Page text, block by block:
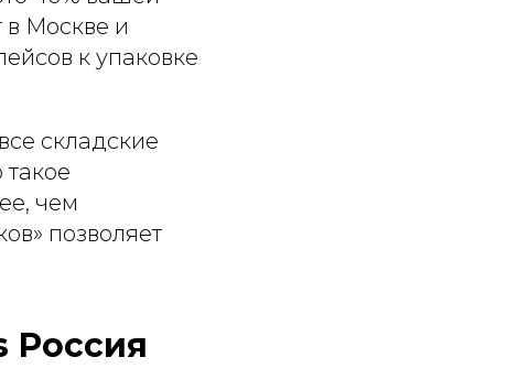
в Москве и
к упаковке
складские
такое
чем
позволяет
Россия